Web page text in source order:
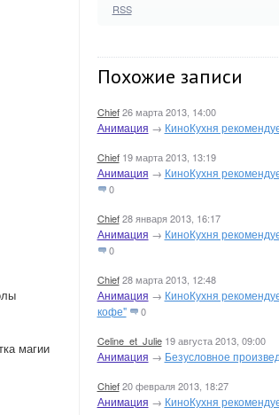
магии
RSS
Похожие записи
Chief 26 марта 2013, 14:00
Анимация → КиноКухня
Chief 19 марта 2013, 13:19
Анимация → КиноКухня
0
Chief 28 января 2013, 16:17
Анимация → КиноКухня
0
Chief 28 марта 2013, 12:48
Анимация → КиноКухня
кофе"
0
Celine_et_Julie 19 августа 2013, 09:00
Анимация → Безусловное
Chief 20 февраля 2013, 18:27
Анимация → КиноКухня